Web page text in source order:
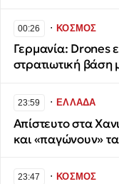
00:26 ∙ΚΟΣΜΟΣ
Γερμανία: Drones
στρατιωτική
23:59 ∙ΕΛΛΑΔΑ
Απίστευτο στα
και «παγώνουν»
23:47 ∙ΚΟΣΜΟΣ